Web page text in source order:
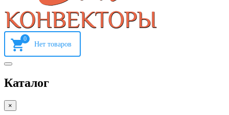
0
Каталог
×